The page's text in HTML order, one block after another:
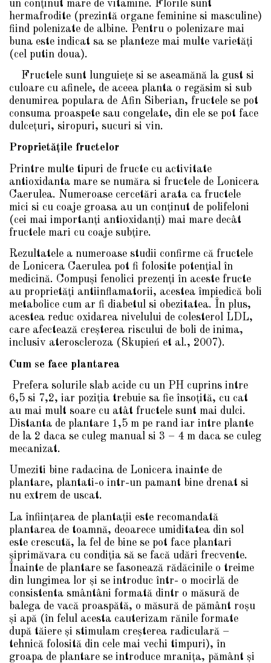
un conţinut mare de vitamine. Florile sunt
hermafrodite (prezintă organe feminine si masculine)
fiind polenizate de albine. Pentru o polenizare mai
buna este indicat sa se planteze mai multe varietăţi
(cel putin doua).
Fructele sunt lunguieţe si se aseamănă la gust si
culoare cu afinele, de aceea planta o regăsim si sub
denumirea populara de Afin Siberian, fructele se pot
consuma proaspete sau congelate, din ele se pot face
dulceţuri, siropuri, sucuri si vin.
Proprietăţile fructelor
Printre multe tipuri de fructe cu activitate
antioxidanta mare se număra si fructele de Lonicera
Caerulea. Numeroase cercetări arata ca fructele
mici si cu coaje groasa au un conţinut de polifeloni
(cei mai importanţi antioxidanţi) mai mare decât
fructele mari cu coaje subţire.
Rezultatele a numeroase studii confirme că fructele
de Lonicera Caerulea pot fi folosite potențial în
medicină. Compuși fenolici prezenți în aceste fructe
au proprietăţi antiinflamatorii, acestea împiedică boli
metabolice cum ar fi diabetul si obezitatea. În plus,
acestea reduc oxidarea nivelului de colesterol LDL,
care afectează creșterea riscului de boli de inima,
inclusiv ateroscleroza (Skupień et al., 2007).
Cum se face plantarea
Prefera solurile slab acide cu un PH cuprins intre
6,5 si 7,2, iar poziţia trebuie sa fie însoţită, cu cat
au mai mult soare cu atât fructele sunt mai dulci.
Distanta de plantare 1,5 m pe rand iar intre plante
de la 2 daca se culeg manual si 3 – 4 m daca se culeg
mecanizat.
Umeziti bine radacina de Lonicera inainte de
plantare, plantati-o intr-un pamant bine drenat si
nu extrem de uscat.
La înfiinţarea de plantaţii este recomandată
plantarea de toamnă, deoarece umiditatea din sol
este crescută, la fel de bine se pot face plantari
şiprimăvara cu condiţia să se facă udări frecvente.
Înainte de plantare se fasonează rădăcinile o treime
din lungimea lor şi se introduc într- o mocirlă de
consistenta smântâni formată dintr o măsură de
balega de vacă proaspătă, o măsură de pământ roşu
şi apă (în felul acesta cauterizam rănile formate
după tăiere şi stimulam creşterea radiculară –
tehnică folosită din cele mai vechi timpuri), în
groapa de plantare se introduce mraniţa, pământ şi